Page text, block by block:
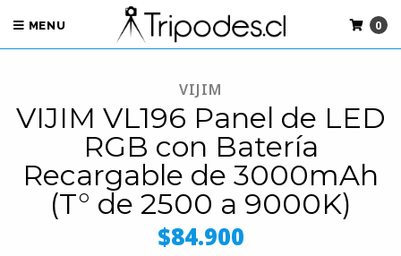
MENU 0
VIJIM
VIJIM VL196 Panel de LED
RGB con Batería
Recargable de 3000mAh
(T° de 2500 a 9000K)
$84.900